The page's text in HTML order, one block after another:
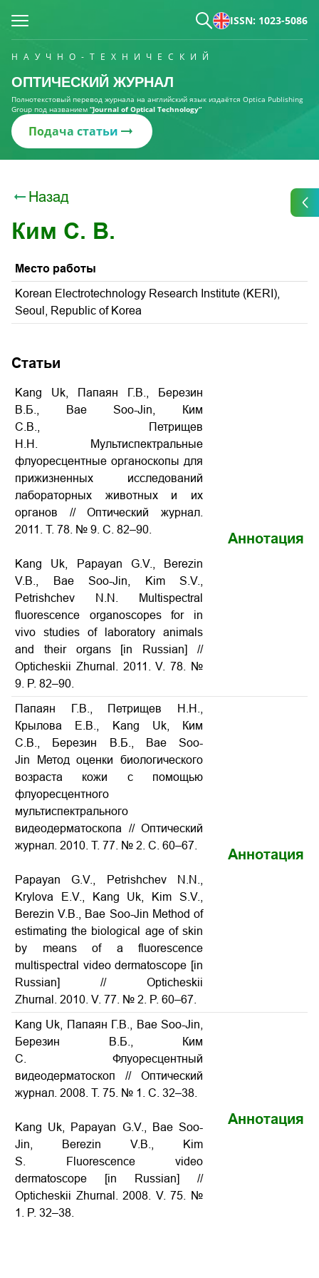
ISSN: 1023-5086
НАУЧНО-ТЕХНИЧЕСКИЙ
ОПТИЧЕСКИЙ ЖУРНАЛ
Полнотекстовый перевод журнала на английский язык издаётся Optica Publishing
Group под названием “Journal of Optical Technology“
Подача статьи
Назад
Ким С. В.
Место работы
Korean Electrotechnology Research Institute (KERI),
Seoul, Republic of Korea
Статьи
Kang Uk, Папаян Г.В., Березин
В.Б., Bae Soo-Jin, Ким
С.В., Петрищев
Н.Н. Мультиспектральные
флуоресцентные органоскопы для
прижизненных исследований
лабораторных животных и их
органов // Оптический журнал.
2011. Т. 78. № 9. С. 82–90.
Kang Uk, Papayan G.V., Berezin
V.B., Bae Soo-Jin, Kim S.V.,
Petrishchev N.N. Multispectral
fluorescence organoscopes for in
vivo studies of laboratory animals
and their organs [in Russian] //
Opticheskii Zhurnal. 2011. V. 78. №
9. P. 82–90.
Аннотация
Папаян Г.В., Петрищев Н.Н.,
Крылова Е.В., Kang Uk, Ким
С.В., Березин В.Б., Bae Soo-
Jin Метод оценки биологического
возраста кожи с помощью
флуоресцентного
мультиспектрального
видеодерматоскопа // Оптический
журнал. 2010. Т. 77. № 2. С. 60–67.
Papayan G.V., Petrishchev N.N.,
Krylova E.V., Kang Uk, Kim S.V.,
Berezin V.B., Bae Soo-Jin Method of
estimating the biological age of skin
by means of a fluorescence
multispectral video dermatoscope [in
Russian] // Opticheskii
Zhurnal. 2010. V. 77. № 2. P. 60–67.
Аннотация
Kang Uk, Папаян Г.В., Bae Soo-Jin,
Березин В.Б., Ким
С. Флуоресцентный
видеодерматоскоп // Оптический
журнал. 2008. Т. 75. № 1. С. 32–38.
Kang Uk, Papayan G.V., Bae Soo-
Jin, Berezin V.B., Kim
S. Fluorescence video
dermatoscope [in Russian] //
Opticheskii Zhurnal. 2008. V. 75. №
1. P. 32–38.
Аннотация